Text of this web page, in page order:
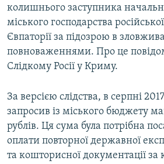
Усі сайти RFE/RL
колишнього заступника
міського господарства
Євпаторії за підозрою в
повноваженнями. Про це
Слідкому Росії у Криму.
За версією слідства, в серпні
запросив із міського бюджету
рублів. Ця сума була потрібна
оплати повторної державної
та кошторисної документації